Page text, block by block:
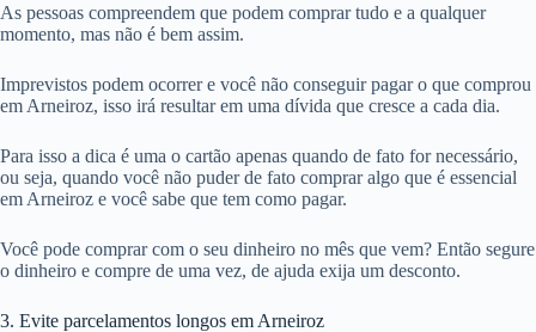
As pessoas compreendem que podem comprar tudo e a qualquer
momento, mas não é bem assim.
Imprevistos podem ocorrer e você não conseguir pagar o que comprou
em Arneiroz, isso irá resultar em uma dívida que cresce a cada dia.
Para isso a dica é uma o cartão apenas quando de fato for necessário,
ou seja, quando você não puder de fato comprar algo que é essencial
em Arneiroz e você sabe que tem como pagar.
Você pode comprar com o seu dinheiro no mês que vem? Então segure
o dinheiro e compre de uma vez, de ajuda exija um desconto.
3. Evite parcelamentos longos em Arneiroz